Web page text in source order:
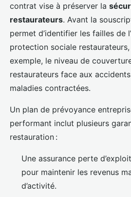
contrat vise à préserver la
restaurateurs. Avant la
permet d’identifier les failles de
protection sociale
exemple, le niveau de
restaurateurs face aux
maladies contractées.
Un plan de prévoyance
performant inclut plusieurs
restauration :
Une assurance perte
pour maintenir les revenus
d’activité.